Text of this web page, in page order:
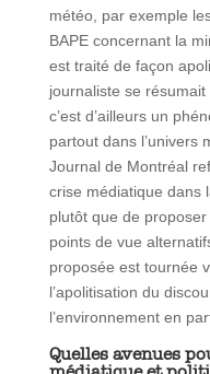
météo, par exemple
BAPE concernant la
est traité de façon
journaliste se
c’est d’ailleurs un
partout dans l’univers
Journal de Montréal
crise médiatique dans
plutôt que de
points de vue
proposée est tournée
l’apolitisation du
l’environnement en
Quelles avenues